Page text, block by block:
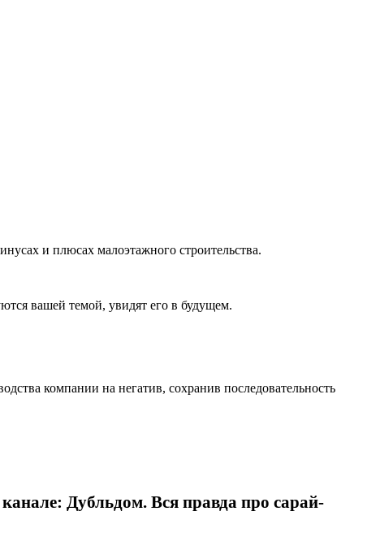
и плюсах малоэтажного строительства.
вашей темой, увидят его в будущем.
компании на негатив, сохранив последовательность
Дубльдом. Вся правда про сарай-